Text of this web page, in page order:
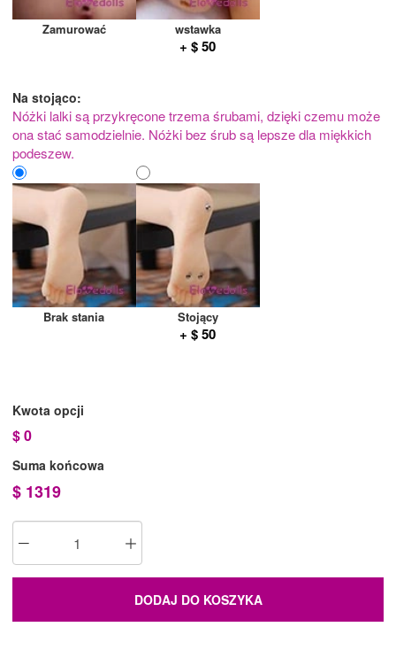
Zamurować wstawka
+ $ 50
Na stojąco:
Nóżki lalki są przykręcone trzema śrubami, dzięki czemu może
ona stać samodzielnie. Nóżki bez śrub są lepsze dla miękkich
podeszew.
Brak stania Stojący
+ $ 50
Kwota opcji
$0
Suma końcowa
$ 1319
DODAJ DO KOSZYKA